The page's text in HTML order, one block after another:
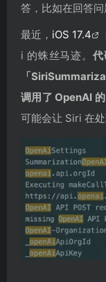
答，比如在回答问
最近， iOS 17.4
i 的蛛丝马迹。 代
「
调用了 OpenAI
可能会让 Siri 在